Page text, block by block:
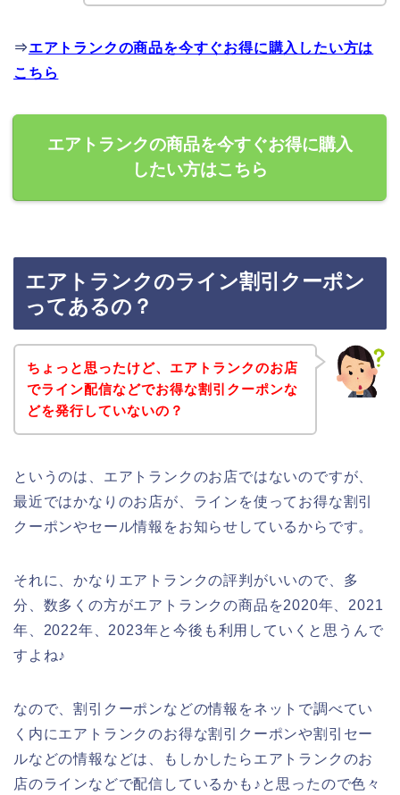
⇒エアトランクの商品を今すぐお得に購入したい方は
こちら
エアトランクの商品を今すぐお得に購入
したい方はこちら
エアトランクのライン割引クーポン
ってあるの？
ちょっと思ったけど、エアトランクのお店
でライン配信などでお得な割引クーポンな
どを発行していないの？
というのは、エアトランクのお店ではないのですが、
最近ではかなりのお店が、ラインを使ってお得な割引
クーポンやセール情報をお知らせしているからです。
それに、かなりエアトランクの評判がいいので、多
分、数多くの方がエアトランクの商品を2020年、2021
年、2022年、2023年と今後も利用していくと思うんで
すよね♪
なので、割引クーポンなどの情報をネットで調べてい
く内にエアトランクのお得な割引クーポンや割引セー
ルなどの情報などは、もしかしたらエアトランクのお
店のラインなどで配信しているかも♪と思ったので色々